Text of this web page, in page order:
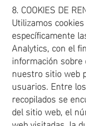
8. COOKIES DE
Utilizamos
específicamente
Analytics, con el
información sobre
nuestro sitio web
usuarios. Entre
recopilados se
del sitio web, el